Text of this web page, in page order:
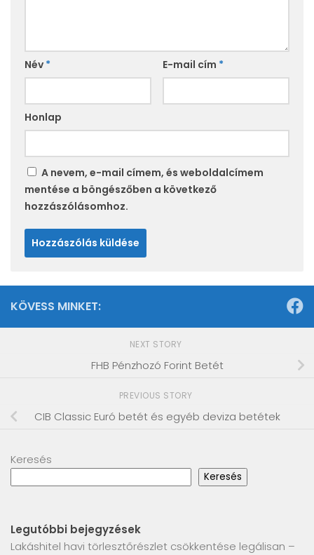
Név * E-mail cím *
Honlap
A nevem, e-mail címem, és weboldalcímem
mentése a böngészőben a következő
hozzászólásomhoz.
KÖVESS MINKET:
NEXT STORY
FHB Pénzhozó Forint Betét
PREVIOUS STORY
CIB Classic Euró betét és egyéb deviza betétek
Keresés
Keresés
Legutóbbi bejegyzések
Lakáshitel havi törlesztőrészlet csökkentése legálisan –